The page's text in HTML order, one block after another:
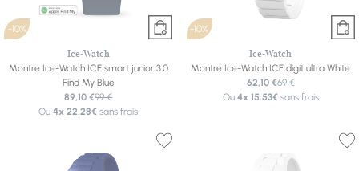
-10%
Ice-Watch
Montre Ice-Watch ICE smart junior 3.0
Find My Blue
89,10 €99 €
Ou4x 22.28€ sans frais
-10%
Ice-Watch
Montre Ice-Watch ICE digit ultra White
62,10 €69 €
Ou 4x 15.53€sans frais